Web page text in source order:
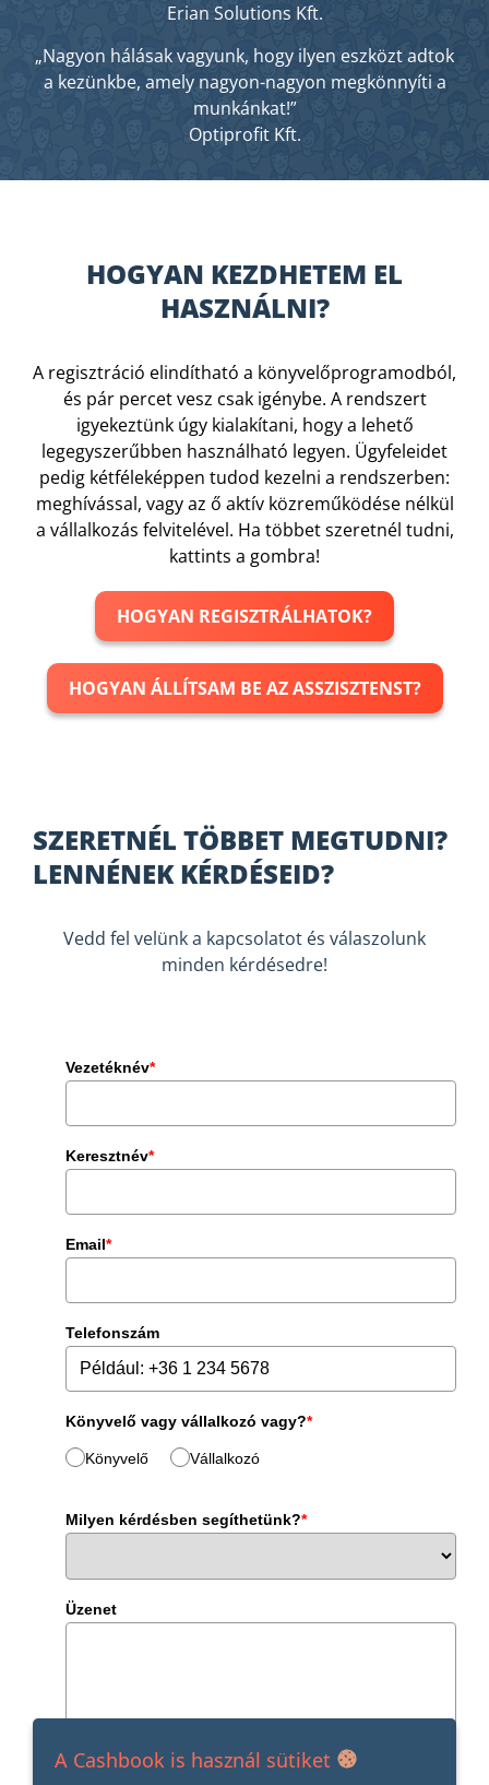
Erian Solutions Kft.
„Nagyon hálásak vagyunk, hogy ilyen eszközt adtok
a kezünkbe, amely nagyon-nagyon megkönnyíti a
munkánkat!”
Optiprofit Kft.
HOGYAN KEZDHETEM EL
HASZNÁLNI?
A regisztráció elindítható a könyvelőprogramodból,
és pár percet vesz csak igénybe. A rendszert
igyekeztünk úgy kialakítani, hogy a lehető
legegyszerűbben használható legyen. Ügyfeleidet
pedig kétféleképpen tudod kezelni a rendszerben:
meghívással, vagy az ő aktív közreműködése nélkül
a vállalkozás felvitelével. Ha többet szeretnél tudni,
kattints a gombra!
HOGYAN REGISZTRÁLHATOK?
HOGYAN ÁLLÍTSAM BE AZ ASSZISZTENST?
SZERETNÉL TÖBBET MEGTUDNI?
LENNÉNEK KÉRDÉSEID?
Vedd fel velünk a kapcsolatot és válaszolunk
minden kérdésedre!
Vezetéknév*
Keresztnév*
Email*
Telefonszám
Könyvelő vagy vállalkozó vagy?*
Könyvelő Vállalkozó
Milyen kérdésben segíthetünk?*
Üzenet
Elolvastam és elfogadom az adatvédelmi tájékoztatót
A Cashbook is használ sütiket